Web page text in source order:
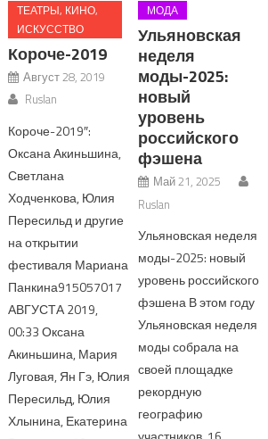
ТЕАТРЫ, КИНО,
ИСКУССТВО
Короче-2019
Август 28, 2019
Ruslan
Короче-2019″:
Оксана Акиньшина,
Светлана
Ходченкова, Юлия
Пересильд и другие
на открытии
фестиваля Мариана
Панкина915057017
АВГУСТА 2019,
00:33 Оксана
Акиньшина, Мария
Луговая, Ян Гэ, Юлия
Пересильд, Юлия
Хлынина, Екатерина
МОДА
Ульяновская
неделя
моды-2025:
новый
уровень
российского
фэшена
Май 21, 2025
Ruslan
Ульяновская неделя
моды-2025: новый
уровень российского
фэшена В этом году
Ульяновская неделя
моды собрала на
своей площадке
рекордную
географию